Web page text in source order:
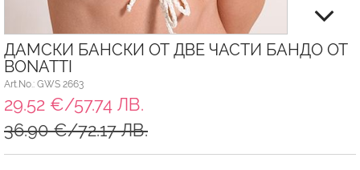
ДАМСКИ БАНСКИ ОТ ДВЕ ЧАСТИ БАНДО ОТ
BONATTI
Art.No.: GWS 2663
29.52 €/57.74 ЛВ.
36.90 €/72.17 ЛВ.